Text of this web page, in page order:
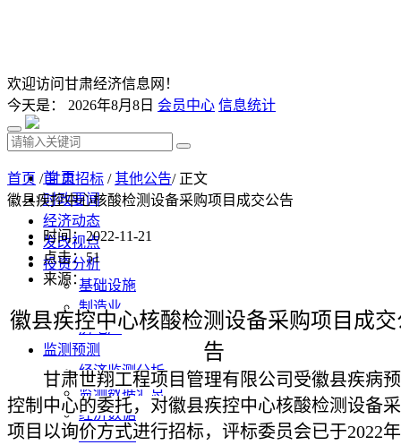
欢迎访问甘肃经济信息网！
今天是： 2026年8月8日 会员中心 信息统计
首 页
时政要闻
经济动态
发改视点
投资分析
基础设施
制造业
房地产
监测预测
经济监测分析
监测数据汇总
经济数据
统计公报
首页 /甘肃招标 /其他公告/ 正文
徽县疾控中心核酸检测设备采购项目成交公告
时间：2022-11-21
点击：51
来源：
徽县疾控中心核酸检测设备采购项目成交
告
甘肃世翔工程项目管理有限公司受徽县疾病
控制中心的委托，对徽县疾控中心核酸检测设备
项目以询价方式进行招标，评标委员会已于2022年